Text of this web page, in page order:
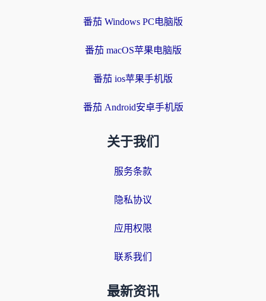
番茄 Windows PC电脑版
番茄 macOS苹果电脑版
番茄 ios苹果手机版
番茄 Android安卓手机版
关于我们
服务条款
隐私协议
应用权限
联系我们
最新资讯